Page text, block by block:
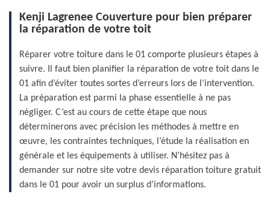
Kenji Lagrenee Couverture pour bien préparer
la réparation de votre toit
Réparer votre toiture dans le 01 comporte plusieurs étapes à
suivre. Il faut bien planifier la réparation de votre toit dans le
01 afin d’éviter toutes sortes d’erreurs lors de l’intervention.
La préparation est parmi la phase essentielle à ne pas
négliger. C’est au cours de cette étape que nous
déterminerons avec précision les méthodes à mettre en
œuvre, les contraintes techniques, l’étude la réalisation en
générale et les équipements à utiliser. N’hésitez pas à
demander sur notre site votre devis réparation toiture gratuit
dans le 01 pour avoir un surplus d’informations.